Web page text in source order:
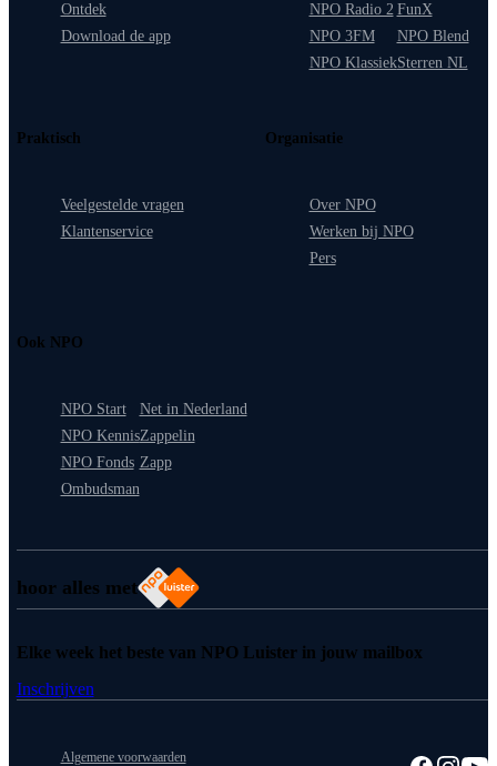
hoor alles met
Ontdek
Download de app
NPO Radio 2
NPO 3FM
NPO Klassiek
FunX
NPO Blend
Sterren NL
Praktisch
Veelgestelde vragen
Klantenservice
Organisatie
Over NPO
Werken bij NPO
Pers
Ook NPO
NPO Start
NPO Kennis
NPO Fonds
Ombudsman
Net in Nederland
Zappelin
Zapp
Elke week het beste van NPO Luister in jouw mailbox
Inschrijven
Algemene voorwaarden